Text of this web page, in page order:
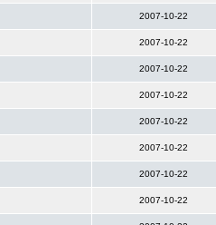
2007-10-22
2007-10-22
2007-10-22
2007-10-22
2007-10-22
2007-10-22
2007-10-22
2007-10-22